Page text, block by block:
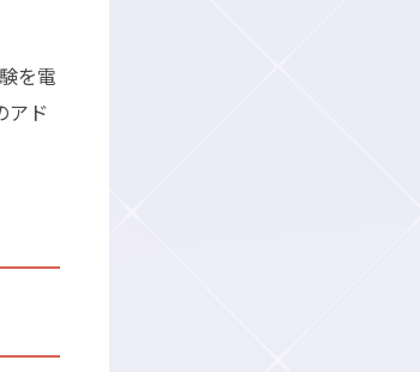
を電
アド